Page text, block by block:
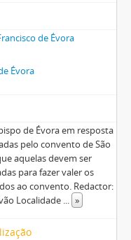
de Évora
Évora
de Évora em resposta
pelo convento de São
aquelas devem ser
para fazer valer os
ao convento. Redactor:
Localidade ... »